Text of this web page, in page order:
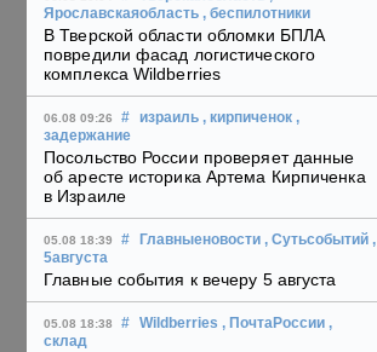
Ярославскаяобласть , беспилотники
В Тверской области обломки БПЛА
повредили фасад логистического
комплекса Wildberries
06.08 09:26 # израиль , кирпиченок ,
задержание
Посольство России проверяет данные
об аресте историка Артема Кирпиченка
в Израиле
05.08 18:39 # Главныеновости , Сутьсобытий ,
5августа
Главные события к вечеру 5 августа
05.08 18:38 # Wildberries , ПочтаРоссии ,
склад